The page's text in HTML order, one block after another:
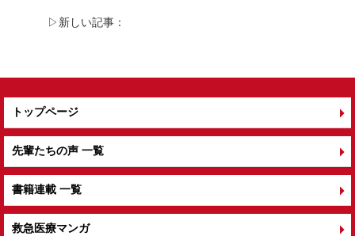
▷新しい記事：
トップページ
先輩たちの声 一覧
書籍連載 一覧
救急医療マンガ